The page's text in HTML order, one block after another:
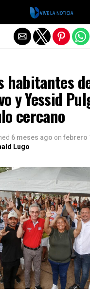
habitantes
y Yessid
cercano
6 meses ago on febrero
Lugo
Salir de la versión móvil